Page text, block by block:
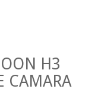
H3
CAMARA